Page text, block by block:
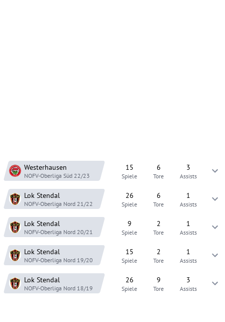
Westerhausen
NOFV-Oberliga Süd 22/23
15
Spiele
6
Tore
3
Assists
Lok Stendal
NOFV-Oberliga Nord 21/22
26
Spiele
6
Tore
1
Assists
Lok Stendal
NOFV-Oberliga Nord 20/21
9
Spiele
2
Tore
1
Assists
Lok Stendal
NOFV-Oberliga Nord 19/20
15
Spiele
2
Tore
1
Assists
Lok Stendal
NOFV-Oberliga Nord 18/19
26
Spiele
9
Tore
3
Assists